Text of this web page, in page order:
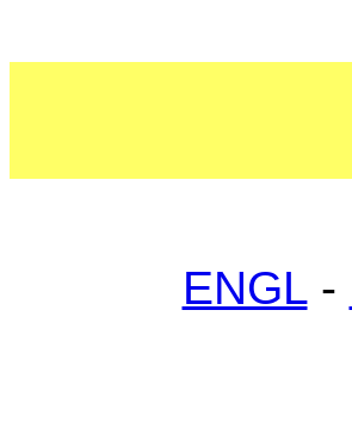
ENGL-